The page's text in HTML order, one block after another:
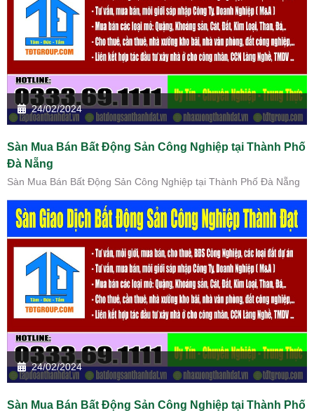
24/02/2024
Sàn Mua Bán Bất Động Sản Công Nghiệp tại Thành Phố
Đà Nẵng
Sàn Mua Bán Bất Động Sản Công Nghiệp tại Thành Phố Đà Nẵng
24/02/2024
Sàn Mua Bán Bất Động Sản Công Nghiệp tại Thành Phố